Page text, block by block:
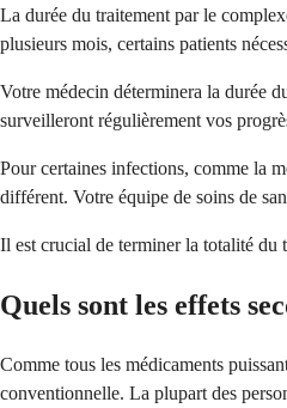
La durée du traitement par le
plusieurs mois, certains patients
Votre médecin déterminera la durée
surveilleront régulièrement vos
Pour certaines infections, comme la
différent. Votre équipe de soins de
Il est crucial de terminer la totalité du
Quels sont les effets
Comme tous les médicaments
conventionnelle. La plupart des